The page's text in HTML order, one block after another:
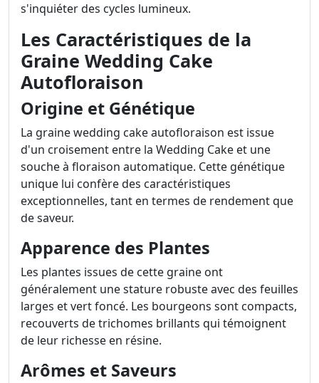
s'inquiéter des cycles lumineux.
Les Caractéristiques de la
Graine Wedding Cake
Autofloraison
Origine et Génétique
La graine wedding cake autofloraison est issue
d'un croisement entre la Wedding Cake et une
souche à floraison automatique. Cette génétique
unique lui confère des caractéristiques
exceptionnelles, tant en termes de rendement que
de saveur.
Apparence des Plantes
Les plantes issues de cette graine ont
généralement une stature robuste avec des feuilles
larges et vert foncé. Les bourgeons sont compacts,
recouverts de trichomes brillants qui témoignent
de leur richesse en résine.
Arômes et Saveurs